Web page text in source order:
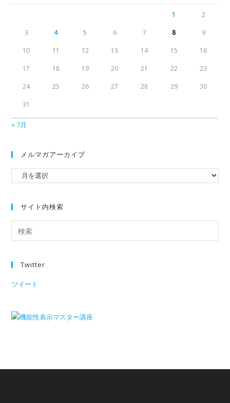
1 2
3 4 5 6 7 8 9
10 11 12 13 14 15 16
17 18 19 20 21 22 23
24 25 26 27 28 29 30
31
« 7月
メルマガアーカイブ
サイト内検索
Twitter
ツイート